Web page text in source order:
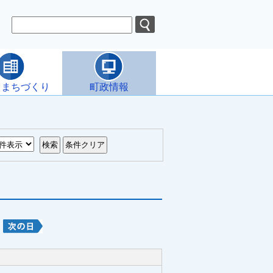
ちづくり 町政情報